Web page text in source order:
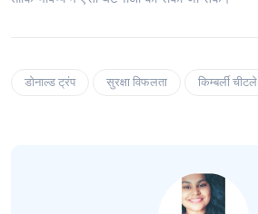
डोनाल्ड ट्रंप सुरक्षा विफलता किम्बर्ली चीटले